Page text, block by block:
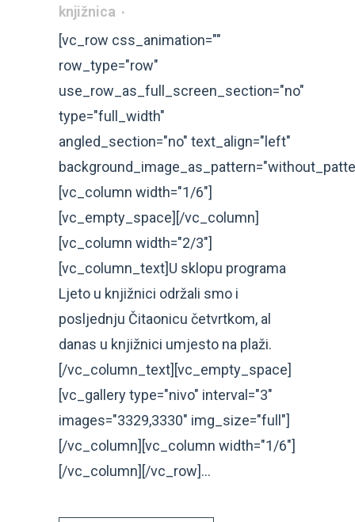
knjižnica
[vc_row css_animation=""
row_type="row"
use_row_as_full_screen_section="no"
type="full_width"
angled_section="no" text_align="left"
[vc_column width="1/6"]
[vc_empty_space][/vc_column]
[vc_column width="2/3"]
[vc_column_text]U sklopu programa
Ljeto u knjižnici održali smo i
posljednju Čitaonicu četvrtkom, al
danas u knjižnici umjesto na plaži.
[/vc_column_text][vc_empty_space]
[vc_gallery type="nivo" interval="3"
images="3329,3330" img_size="full"]
[/vc_column][vc_column width="1/6"]
[/vc_column][/vc_row]...